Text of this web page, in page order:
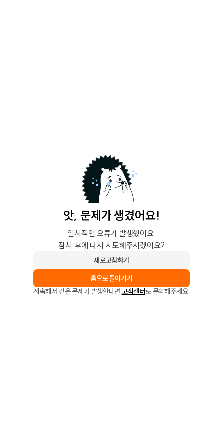
앗, 문제가 생겼어요!
일시적인 오류가 발생했어요.
잠시 후에 다시 시도해주시겠어요?
새로고침하기
홈으로 돌아가기
계속해서 같은 문제가 발생한다면 고객센터로 문의해주세요.